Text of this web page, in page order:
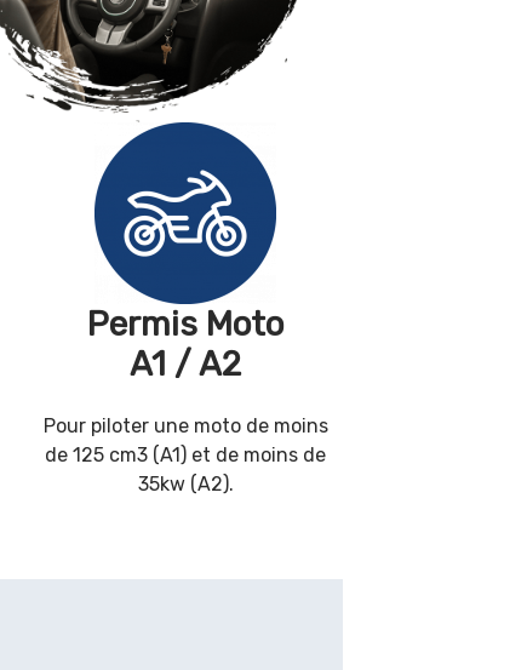
Permis Moto
A1 / A2
Pour piloter une moto de moins
de 125 cm3 (A1) et de moins de
35kw (A2).